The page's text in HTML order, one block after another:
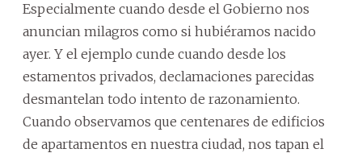
Especialmente cuando desde el Gobierno nos
anuncian milagros como si hubiéramos nacido
ayer. Y el ejemplo cunde cuando desde los
estamentos privados, declamaciones parecidas
desmantelan todo intento de razonamiento.
Cuando observamos que centenares de edificios
de apartamentos en nuestra ciudad, nos tapan el